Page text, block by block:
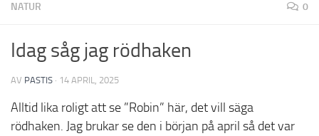
NATUR 0
Idag såg jag rödhaken
AV PASTIS · 14 APRIL, 2025
Alltid lika roligt att se ”Robin” här, det vill säga
rödhaken. Jag brukar se den i början på april så det var